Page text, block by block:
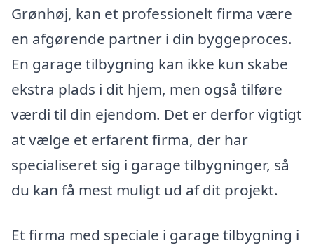
Grønhøj, kan et professionelt firma være
en afgørende partner i din byggeproces.
En garage tilbygning kan ikke kun skabe
ekstra plads i dit hjem, men også tilføre
værdi til din ejendom. Det er derfor vigtigt
at vælge et erfarent firma, der har
specialiseret sig i garage tilbygninger, så
du kan få mest muligt ud af dit projekt.
Et firma med speciale i garage tilbygning i